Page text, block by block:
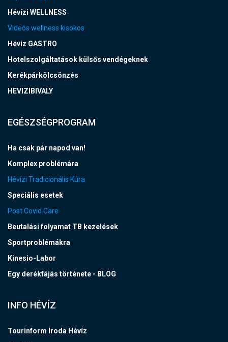
Hévízi WELLNESS
Videós wellness kisokos
Hévíz GASTRO
Hotelszolgáltatások külsős vendégeknek
Kerékpárkölcsönzés
HEVIZIBIVALY
EGÉSZSÉGPROGRAM
Ha csak pár napod van!
Komplex problémára
Hévízi Tradicionális Kúra
Speciális esetek
Post Covid Care
Beutalási folyamat TB kezelések
Sportproblémákra
Kinesio-Labor
Egy derékfájás története - BLOG
INFO HÉVÍZ
Tourinform Iroda Hévíz